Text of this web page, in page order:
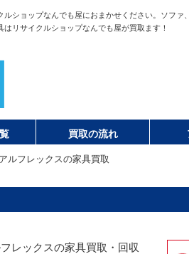
ショップなんでも屋におまかせください。ソファ
リサイクルショップなんでも屋が買取ます！
買取の流れ
アルフレックスの家具買取
レックスの家具買取・回収